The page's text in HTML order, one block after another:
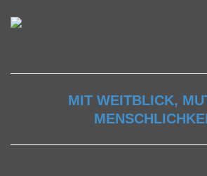
MIT WEITBLICK,